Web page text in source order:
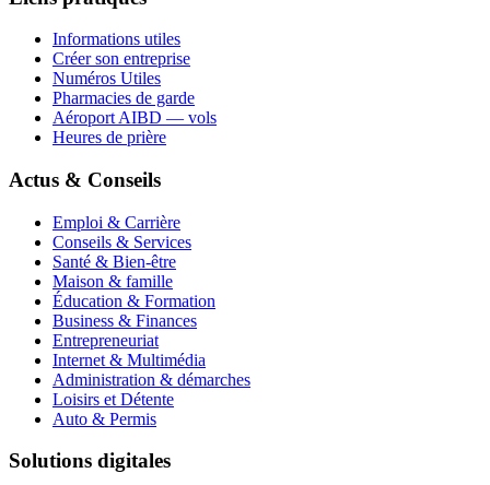
Informations utiles
Créer son entreprise
Numéros Utiles
Pharmacies de garde
Aéroport AIBD — vols
Heures de prière
Actus & Conseils
Emploi & Carrière
Conseils & Services
Santé & Bien-être
Maison & famille
Éducation & Formation
Business & Finances
Entrepreneuriat
Internet & Multimédia
Administration & démarches
Loisirs et Détente
Auto & Permis
Solutions digitales